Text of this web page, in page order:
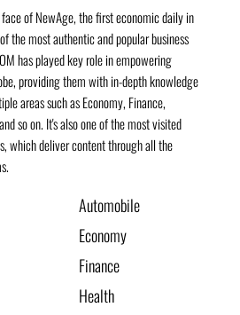
face of NewAge, the first economic daily in
the most authentic and popular business
has played key role in empowering
providing them with in-depth knowledge
areas such as Economy, Finance,
so on. It's also one of the most visited
which deliver content through all the
Automobile
Economy
Finance
Health